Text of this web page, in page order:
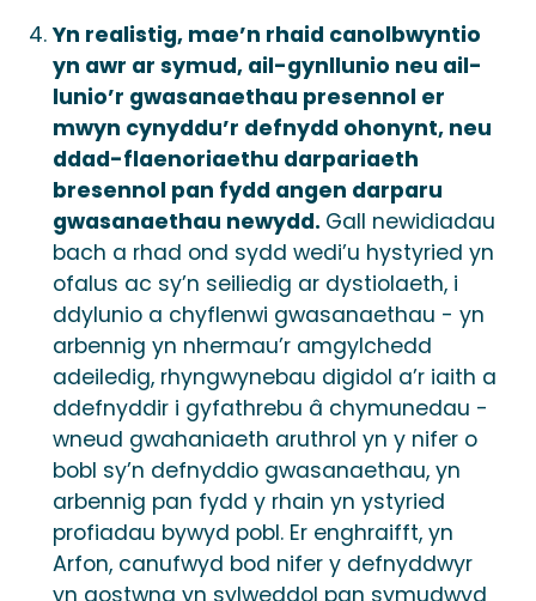
Yn realistig, mae’n rhaid canolbwyntio
yn awr ar symud, ail-gynllunio neu ail-
lunio’r gwasanaethau presennol er
mwyn cynyddu’r defnydd ohonynt, neu
ddad-flaenoriaethu darpariaeth
bresennol pan fydd angen darparu
gwasanaethau newydd. Gall newidiadau
bach a rhad ond sydd wedi’u hystyried yn
ofalus ac sy’n seiliedig ar dystiolaeth, i
ddylunio a chyflenwi gwasanaethau - yn
arbennig yn nhermau’r amgylchedd
adeiledig, rhyngwynebau digidol a’r iaith a
ddefnyddir i gyfathrebu â chymunedau -
wneud gwahaniaeth aruthrol yn y nifer o
bobl sy’n defnyddio gwasanaethau, yn
arbennig pan fydd y rhain yn ystyried
profiadau bywyd pobl. Er enghraifft, yn
Arfon, canufwyd bod nifer y defnyddwyr
yn gostwng yn sylweddol pan symudwyd